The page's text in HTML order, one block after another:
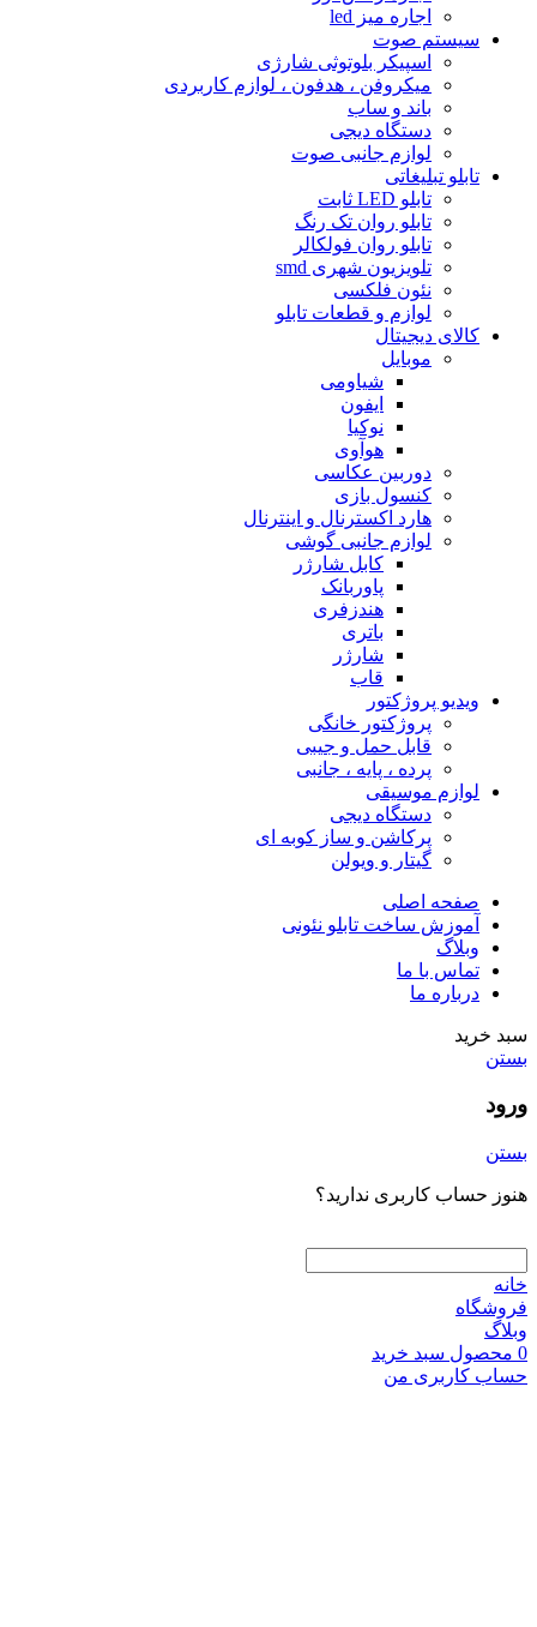
اجاره میز led
سیستم صوت
اسپیکر بلوتوثى شارژى
میکروفن ، هدفون ، لوازم کاربردى
باند و ساب
دستگاه دیجى
لوازم جانبی صوت
تابلو تبلیغاتى
تابلو LED ثابت
تابلو روان تک رنگ
تابلو روان فولکالر
تلویزیون شهرى smd
نئون فلکسی
لوازم و قطعات تابلو
کالای دیجیتال
موبایل
شیاومی
ایفون
نوکیا
هوآوی
دوربین عکاسی
کنسول بازی
هارد اکسترنال و اینترنال
لوازم جانبی گوشی
کابل شارژر
پاوربانک
هندزفری
باتری
شارژر
قاب
ویدیو پروژکتور
پروژکتور خانگی
قابل حمل و جیبی
پرده ، پایه ، جانبی
لوازم موسیقی
دستگاه دیجى
پرکاشن و ساز کوبه ای
گیتار و ویولن
صفحه اصلی
آموزش ساخت تابلو نئونی
وبلاگ
تماس با ما
درباره ما
سبد خرید
بستن
ورود
بستن
هنوز حساب کاربری ندارید؟
خانه
فروشگاه
وبلاگ
0 محصول سبد خرید
حساب کاربری من